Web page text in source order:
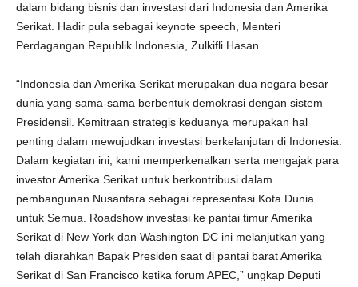
dalam bidang bisnis dan investasi dari Indonesia dan Amerika
Serikat. Hadir pula sebagai keynote speech, Menteri
Perdagangan Republik Indonesia, Zulkifli Hasan.
“Indonesia dan Amerika Serikat merupakan dua negara besar
dunia yang sama-sama berbentuk demokrasi dengan sistem
Presidensil. Kemitraan strategis keduanya merupakan hal
penting dalam mewujudkan investasi berkelanjutan di Indonesia.
Dalam kegiatan ini, kami memperkenalkan serta mengajak para
investor Amerika Serikat untuk berkontribusi dalam
pembangunan Nusantara sebagai representasi Kota Dunia
untuk Semua. Roadshow investasi ke pantai timur Amerika
Serikat di New York dan Washington DC ini melanjutkan yang
telah diarahkan Bapak Presiden saat di pantai barat Amerika
Serikat di San Francisco ketika forum APEC,” ungkap Deputi